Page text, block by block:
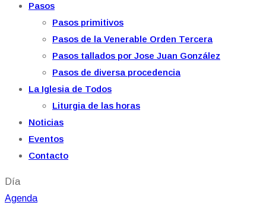
Pasos
Pasos primitivos
Pasos de la Venerable Orden Tercera
Pasos tallados por Jose Juan González
Pasos de diversa procedencia
La Iglesia de Todos
Liturgia de las horas
Noticias
Eventos
Contacto
Día
Agenda